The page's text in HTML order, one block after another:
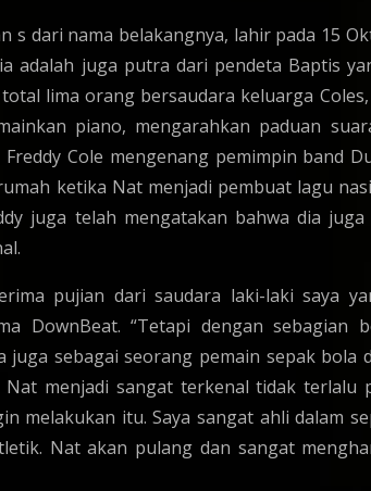
s dari nama belakangnya, lahir pada 15
adalah juga putra dari pendeta Baptis
lima orang bersaudara keluarga
piano, mengarahkan paduan
Cole mengenang pemimpin band
ketika Nat menjadi pembuat lagu
juga telah mengatakan bahwa dia
pujian dari saudara laki-laki saya
DownBeat. “Tetapi dengan sebagian
sebagai seorang pemain sepak bola
menjadi sangat terkenal tidak terlalu
melakukan itu. Saya sangat ahli dalam
Nat akan pulang dan sangat